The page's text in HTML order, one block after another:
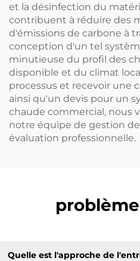
et la désinfection du
contribuent à réduire des
d'émissions de carbone à
conception d'un tel
minutieuse du profil des
disponible et du climat
processus et recevoir une
ainsi qu'un devis pour un
chaude commercial, nous
notre équipe de gestion
évaluation professionnelle.
Quelle est l'approche de